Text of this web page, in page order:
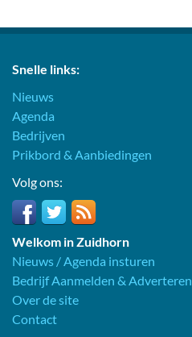
Snelle links:
Nieuws
Agenda
Bedrijven
Prikbord & Aanbiedingen
Volg ons:
Welkom in Zuidhorn
Nieuws / Agenda insturen
Bedrijf Aanmelden & Adverteren
Over de site
Contact